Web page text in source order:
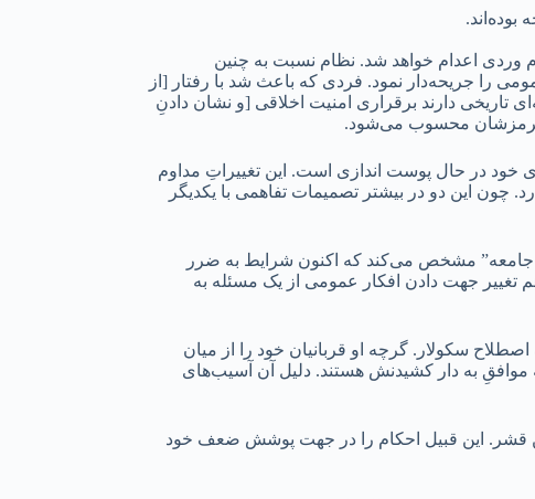
وردی اعدام خواهد شد. نظام نسبت به چنین
را جریحه‌دار نمود. فردی که باعث شد با رفتار [از
دارند برقراری امنیت اخلاقی [و نشان دادنِ
قرمزشان محسوب می‌شود.
در حال پوست اندازی است. این تغییراتِ مداوم
چون این دو در بیشتر تصمیمات تفاهمی با یکدیگر
جامعه” مشخص می‌کند که اکنون شرایط به ضرر
جهت دادن افکار عمومی از یک مسئله به
سکولار. گرچه او قربانیان خود را از میان
موافقِ به دار کشیدنش‌ هستند. دلیل آن آسیب‌های
قشر. این قبیل احکام را در جهت پوشش ضعف خود